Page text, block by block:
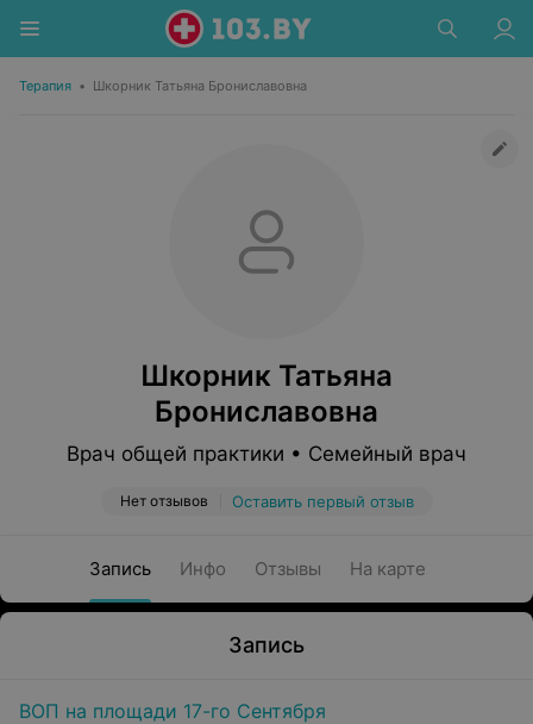
Терапия • Шкорник Татьяна Брониславовна
Шкорник Татьяна
Брониславовна
Врач общей практики • Семейный врач
Нет отзывов Оставить первый отзыв
Запись Инфо Отзывы На карте
Запись
ВОП на площади 17-го Сентября